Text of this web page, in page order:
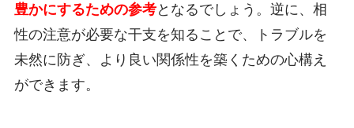
豊かにするための参考となるでしょう。逆に、相
性の注意が必要な干支を知ることで、トラブルを
未然に防ぎ、より良い関係性を築くための心構え
ができます。